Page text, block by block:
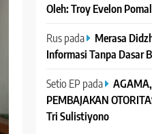
Oleh: Troy Evelon
Ruspada
Merasa
Informasi Tanpa Dasar
Setio EP pada
PEMBAJAKAN
Tri Sulistiyono